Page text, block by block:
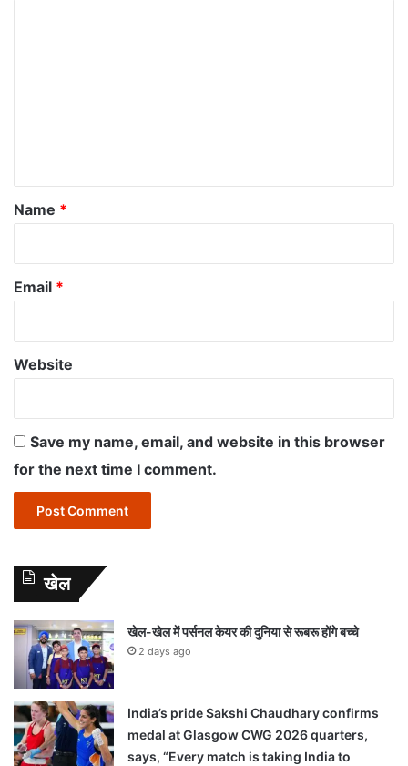
*
Name *
Email *
Website
Save my name, email, and website in this browser
for the next time I comment.
खेल
खेल-खेल में पर्सनल केयर की दुनिया से रूबरू होंगे बच्चे
2 days ago
India’s pride Sakshi Chaudhary confirms
medal at Glasgow CWG 2026 quarters,
says, “Every match is taking India to